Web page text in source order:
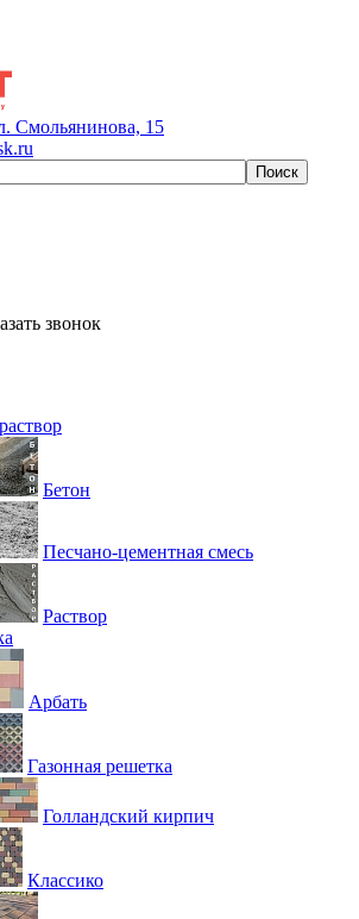
Смольянинова, 15
звонок
Бетон
Песчано-цементная смесь
Раствор
Арбать
Газонная решетка
Голландский кирпич
Классико